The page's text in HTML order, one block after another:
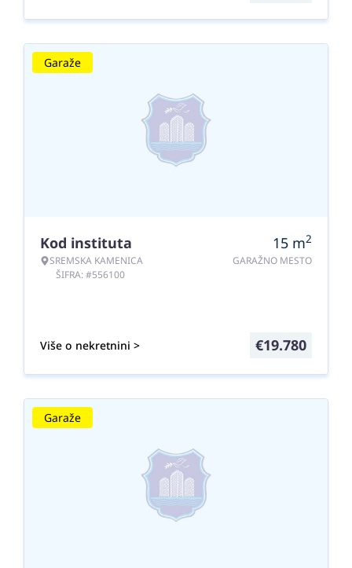
Garaže
Kod instituta
SREMSKA KAMENICA
ŠIFRA: #556100
15 m2
GARAŽNO MESTO
Više o nekretnini > €19.780
Garaže